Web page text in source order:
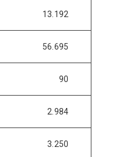
13.192
56.695
90
2.984
3.250